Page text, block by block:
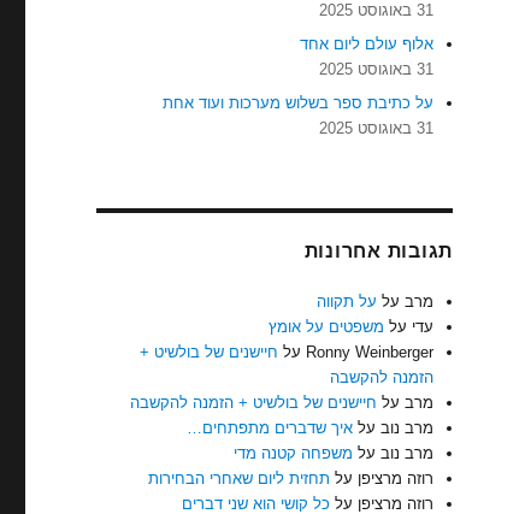
31 באוגוסט 2025
אלוף עולם ליום אחד
31 באוגוסט 2025
על כתיבת ספר בשלוש מערכות ועוד אחת
31 באוגוסט 2025
תגובות אחרונות
מרב על על תקווה
עדי על משפטים על אומץ
Ronny Weinberger על חיישנים של בולשיט +
הזמנה להקשבה
מרב על חיישנים של בולשיט + הזמנה להקשבה
מרב נוב עלאיך שדברים מתפתחים…
מרב נוב על משפחה קטנה מדי
רוזה מרציפן על תחזית ליום שאחרי הבחירות
רוזה מרציפן על כל קושי הוא שני דברים